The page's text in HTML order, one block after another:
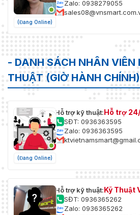
(Đang Online)
Zalo: 0938279055
- DANH SÁCH NHÂN VIÊN
THUẬT (GIỜ HÀNH CHÍNH)
(Đang Online)
Hỗ trợ kỹ thuật:Hỗ trợ
SĐT: 0936363595
Zalo: 0936363595
Hỗ trợ kỹ thuật:Kỹ Thuật
SĐT: 0936365262
Zalo: 0936365262